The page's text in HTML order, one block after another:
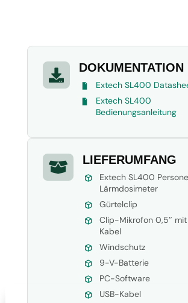
 DOKUMENTATION
Extech SL400
Extech SL400
Bedienungsanleitung
 LIEFERUMFANG
Extech SL400
Lärmdosimeter
Gürtelclip
Clip-Mikrofon 0,5″ mit
Kabel
Windschutz
9-V-Batterie
PC-Software
USB-Kabel